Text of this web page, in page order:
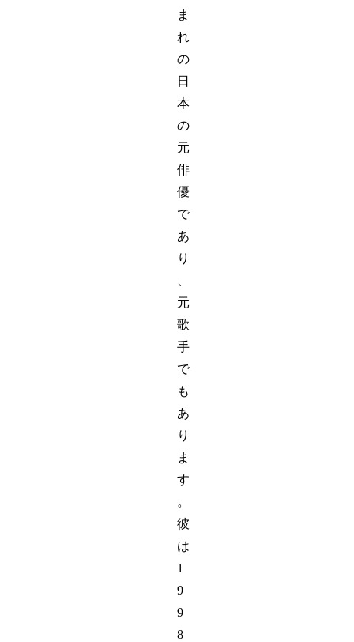
ま
れ
の
日
本
の
元
俳
優
で
あ
り
元
歌
手
で
も
あ
り
ま
す
。
彼
は
1
9
9
8